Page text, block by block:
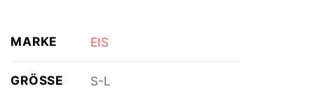
MARKE EIS
GRÖSSE S-L